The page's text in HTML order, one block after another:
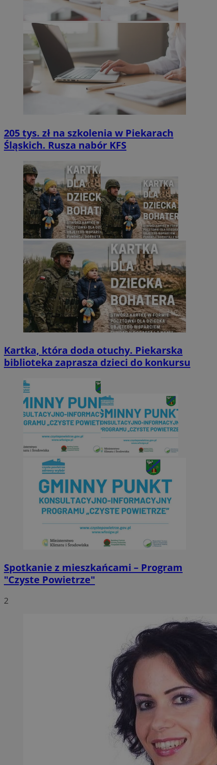
205 tys. zł na szkolenia w Piekarach
Śląskich. Rusza nabór KFS
Kartka, która doda otuchy. Piekarska
biblioteka zaprasza dzieci do konkursu
Spotkanie z mieszkańcami – Program
"Czyste Powietrze"
2